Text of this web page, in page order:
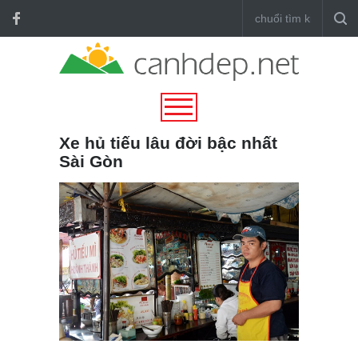
Xe hủ tiếu lâu đời bậc nhất
Sài Gòn